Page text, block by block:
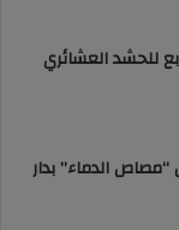
للحشد العشائري
“مصاص الدماء” بدار